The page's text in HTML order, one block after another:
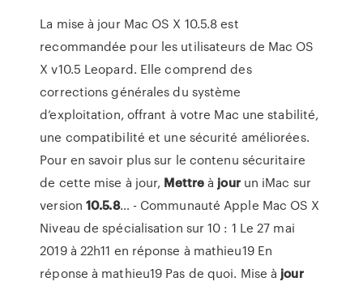
La mise à jour Mac OS X 10.5.8 est
recommandée pour les utilisateurs de Mac OS
X v10.5 Leopard. Elle comprend des
corrections générales du système
d’exploitation, offrant à votre Mac une stabilité,
une compatibilité et une sécurité améliorées.
Pour en savoir plus sur le contenu sécuritaire
de cette mise à jour, Mettreà jourun iMac sur
version10.5.8… - Communauté Apple Mac OS X
Niveau de spécialisation sur 10 : 1 Le 27 mai
2019 à 22h11 en réponse à mathieu19 En
réponse à mathieu19 Pas de quoi. Mise à jour